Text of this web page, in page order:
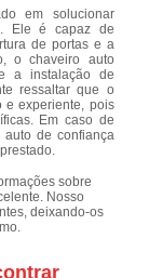
em solucionar
Ele é capaz de
de portas e a
o chaveiro auto
a instalação de
ressaltar que o
e experiente, pois
Em caso de
auto de confiança
sobre
Nosso
deixando-os